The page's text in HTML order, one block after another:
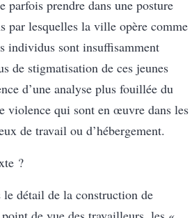
prendre dans une posture
par lesquelles la ville opère comme
individus sont insuffisamment
de stigmatisation de ces jeunes
d’une analyse plus fouillée du
violence qui sont en œuvre dans les
de travail ou d’hébergement.
?
le détail de la construction de